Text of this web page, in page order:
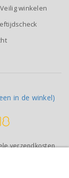
Veilig winkelen
verzendkosten